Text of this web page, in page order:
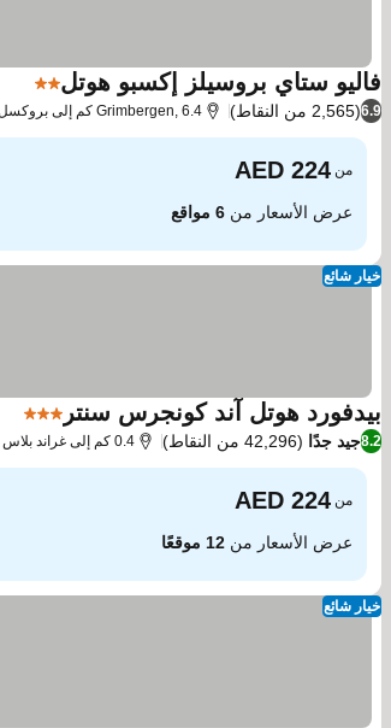
فاليو ستاي بروسيلز إكسبو هوتل2 عدد النجوم
6.9(2,565 من النقاط) Grimbergen, 6.4 كم إلى بروكسل
من
عرض الأسعار من 6 مواقع
خيار شائع
بيدفورد هوتل آند كونجرس سنتر 3 عدد النجوم
8.2جيد جدًا (42,296 من النقاط) 0.4 كم إلى غراند بلاس
من
عرض الأسعار من 12 موقعًا
خيار شائع